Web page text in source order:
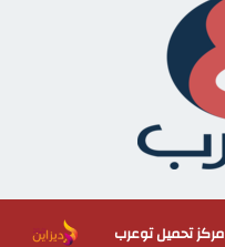
مركز تحميل توعرب